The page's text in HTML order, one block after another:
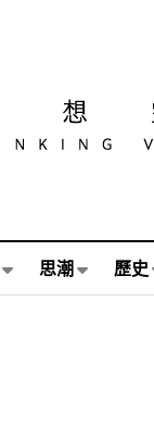
思潮 歷史